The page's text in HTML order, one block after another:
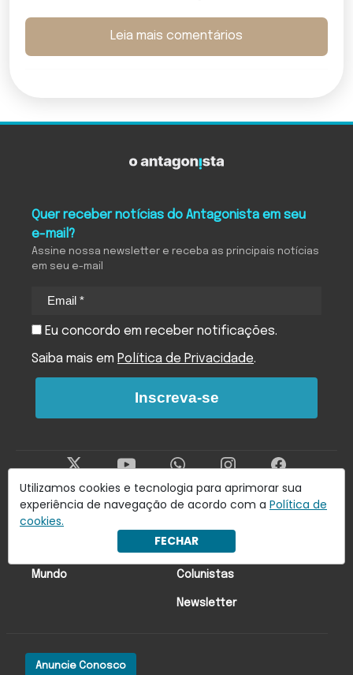
Leia mais comentários
Utilizamos cookies e tecnologia para aprimorar sua
experiência de navegação de acordo com a Política de
cookies.
FECHAR
Anuncie Conosco
Últimas Notícias
Mundo
Lado oa!
Colunistas
Newsletter
Quer receber notícias do Antagonista em seu
e-mail?
Assine nossa newsletter e receba as principais notícias
em seu e-mail
Eu concordo em receber notificações.
Saiba mais em Política de Privacidade.
Inscreva-se